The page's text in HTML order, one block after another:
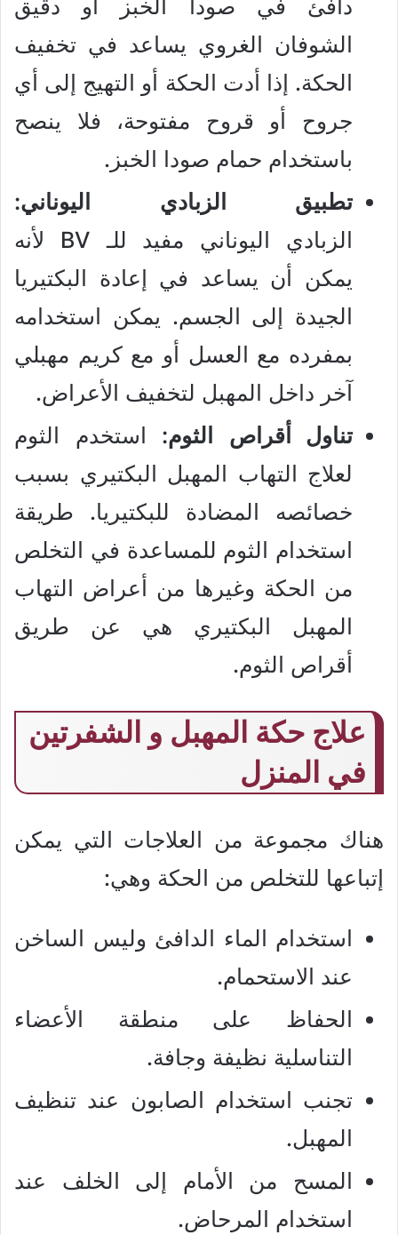
دافئ في صودا الخبز أو دقيق
الشوفان الغروي يساعد في تخفيف
الحكة. إذا أدت الحكة أو التهيج إلى أي
جروح أو قروح مفتوحة، فلا ينصح
باستخدام حمام صودا الخبز.
تطبيق الزبادي اليوناني:
الزبادي اليوناني مفيد للـ BV لأنه
يمكن أن يساعد في إعادة البكتيريا
الجيدة إلى الجسم. يمكن استخدامه
بمفرده مع العسل أو مع كريم مهبلي
آخر داخل المهبل لتخفيف الأعراض.
تناول أقراص
الثوم: استخدم الثوم
لعلاج التهاب المهبل البكتيري بسبب
خصائصه المضادة للبكتيريا. طريقة
استخدام الثوم للمساعدة في التخلص
من الحكة وغيرها من أعراض التهاب
المهبل البكتيري هي عن طريق
أقراص الثوم.
علاج حكة المهبل و الشفرتين
في المنزل
هناك مجموعة من العلاجات التي يمكن
إتباعها للتخلص من الحكة وهي:
استخدام الماء الدافئ وليس الساخن
عند الاستحمام.
الحفاظ على منطقة الأعضاء
التناسلية نظيفة وجافة.
تجنب استخدام الصابون عند تنظيف
المهبل.
المسح من الأمام إلى الخلف عند
استخدام المرحاض.